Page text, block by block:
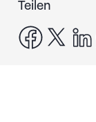
Teilen
facebook
x